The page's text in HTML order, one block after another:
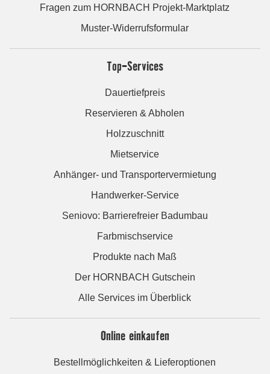
Fragen zum HORNBACH Projekt-Marktplatz
Muster-Widerrufsformular
Top-Services
Dauertiefpreis
Reservieren & Abholen
Holzzuschnitt
Mietservice
Anhänger- und Transportervermietung
Handwerker-Service
Seniovo: Barrierefreier Badumbau
Farbmischservice
Produkte nach Maß
Der HORNBACH Gutschein
Alle Services im Überblick
Online einkaufen
Bestellmöglichkeiten & Lieferoptionen